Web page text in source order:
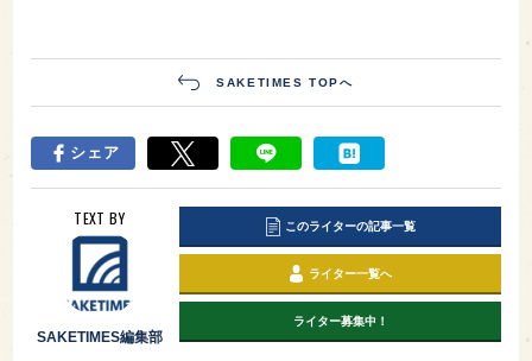
SAKETIMES TOPへ
シェア
TEXT BY
SAKETIMES編集部
このライターの記事一覧
ライター一覧へ
ライター募集中！